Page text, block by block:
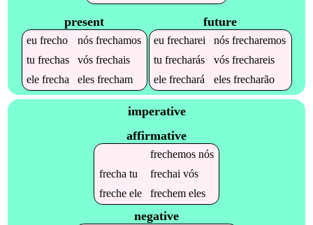
present
eufrecho nósfrechamos
tufrechas vósfrechais
elefrecha elesfrecham
future
eufrecharei nósfrecharemos
tufrecharás vósfrechareis
elefrechará elesfrecharão
imperative
affirmative
frechemosnós
frecha tu frechai vós
frecheele frechemeles
negative